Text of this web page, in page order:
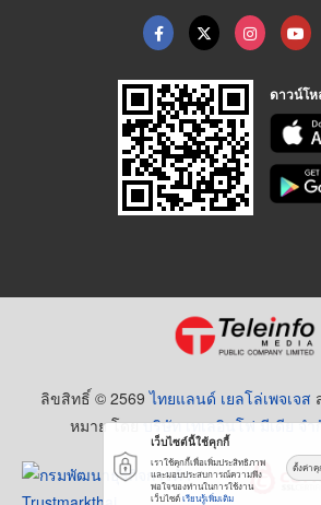
ดาวน์โ
ลิขสิทธิ์ © 2569ไทยแลนด์ เยลโล่เพจเจส
หมาย โดยบริษัท เทเลอินโฟ มีเดีย จ
เว็บไซต์นี้ใช้คุกกี้
เราใช้คุกกี้เพื่อเพิ่มประสิทธิภาพ
และมอบประสบการณ์ความพึง
พอใจของท่านในการใช้งาน
เว็บไซต์เรียนรู้เพิ่มเติม
ตั้งค่าคุ